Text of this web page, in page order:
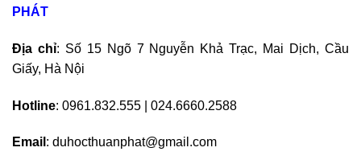
PHÁT
Địa chỉ: Số 15 Ngõ 7 Nguyễn Khả Trạc, Mai Dịch, Cầu
Giấy, Hà Nội
Hotline: 0961.832.555 | 024.6660.2588
Email : duhocthuanphat@gmail.com